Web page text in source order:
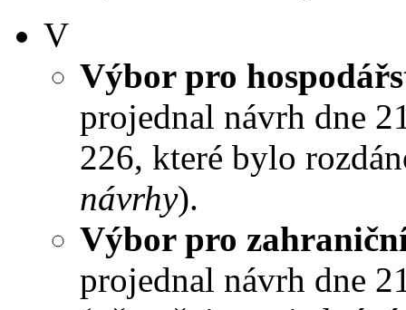
V
Výbor pro
projednal návrh dne
226, které bylo
návrhy).
Výbor pro
projednal návrh dne